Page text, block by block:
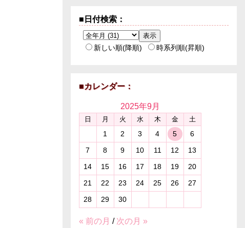
■日付検索：
新しい順(降順) 時系列順(昇順)
■カレンダー：
2025年9月
日 月 火 水 木 金 土
1 2 3 4 5
6
7
8 9 10 11 12
13
14
15 16 17 18 19
20
21
22 23 24 25 26
27
28
29 30
« 前の月 / 次の月 »